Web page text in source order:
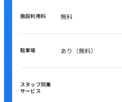
施設利用料 無料
駐車場 あり（無料）
スタッフ同乗
サービス